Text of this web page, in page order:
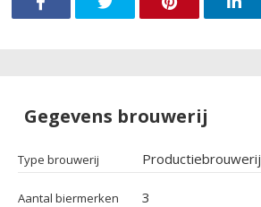
Gegevens brouwerij
Type brouwerij Productiebrouwerij
Aantal biermerken 3